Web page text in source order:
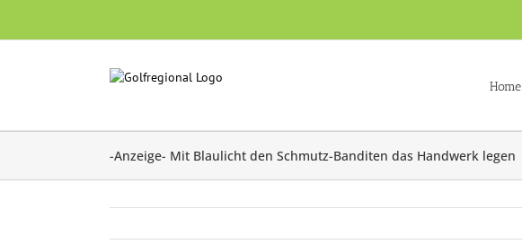
content
Home
-Anzeige- Mit Blaulicht den Schmutz-Banditen das Handwerk legen